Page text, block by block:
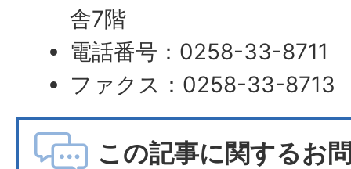
舎7階
電話番号：0258-33-8711
ファクス：0258-33-8713
この記事に関するお